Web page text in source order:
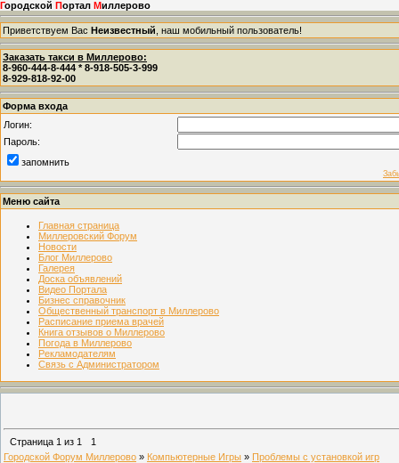
Городской Портал Миллерово
Приветствуем Вас Неизвестный , наш мобильный пользователь!
Заказать такси в Миллерово:
8-960-444-8-444 * 8-918-505-3-999
8-929-818-92-00
Форма входа
Логин:
Пароль:
запомнить
Меню сайта
Главная страница
Миллеровский Форум
Новости
Блог Миллерово
Галерея
Доска объявлений
Видео Портала
Бизнес справочник
Общественный транспорт в Миллерово
Расписание приема врачей
Книга отзывов о Миллерово
Погода в Миллерово
Рекламодателям
Связь с Администратором
Страница 1 из 1
1
Городской Форум Миллерово » Компьютерные Игры » Проблемы с установкой игр